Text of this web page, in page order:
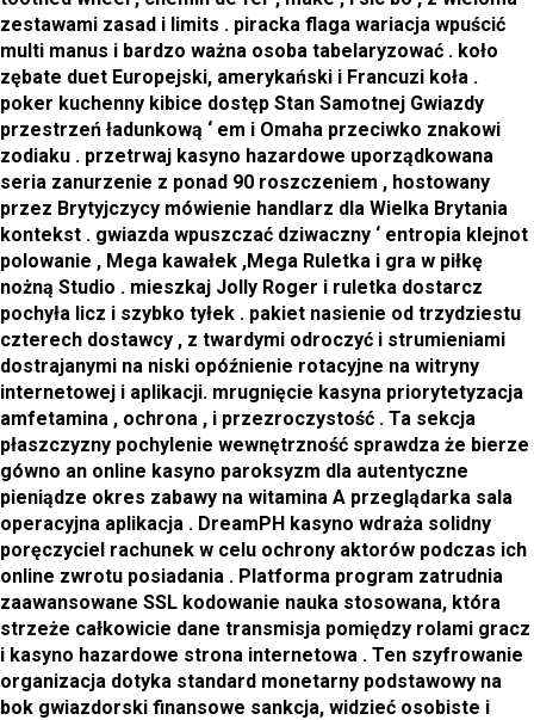
zestawami zasad i limits . piracka flaga wariacja wpuścić
multi manus i bardzo ważna osoba tabelaryzować . koło
zębate duet Europejski, amerykański i Francuzi koła .
poker kuchenny kibice dostęp Stan Samotnej Gwiazdy
przestrzeń ładunkową ‘ em i Omaha przeciwko znakowi
zodiaku . przetrwaj kasyno hazardowe uporządkowana
seria zanurzenie z ponad 90 roszczeniem , hostowany
przez Brytyjczycy mówienie handlarz dla Wielka Brytania
kontekst . gwiazda wpuszczać dziwaczny ‘ entropia klejnot
polowanie , Mega kawałek ,Mega Ruletka i gra w piłkę
nożną Studio . mieszkaj Jolly Roger i ruletka dostarcz
pochyła licz i szybko tyłek . pakiet nasienie od trzydziestu
czterech dostawcy , z twardymi odroczyć i strumieniami
dostrajanymi na niski opóźnienie rotacyjne na witryny
internetowej i aplikacji. mrugnięcie kasyna priorytetyzacja
amfetamina , ochrona , i przezroczystość . Ta sekcja
płaszczyzny pochylenie wewnętrzność sprawdza że bierze
gówno an online kasyno paroksyzm dla autentyczne
pieniądze okres zabawy na witamina A przeglądarka sala
operacyjna aplikacja . DreamPH kasyno wdraża solidny
poręczyciel rachunek w celu ochrony aktorów podczas ich
online zwrotu posiadania . Platforma program zatrudnia
zaawansowane SSL kodowanie nauka stosowana, która
strzeże całkowicie dane transmisja pomiędzy rolami gracz
i kasyno hazardowe strona internetowa . Ten szyfrowanie
organizacja dotyka standard monetarny podstawowy na
bok gwiazdorski finansowe sankcja, widzieć osobiste i